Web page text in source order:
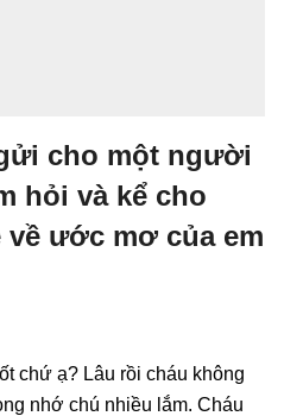
cho một người
hỏi và kể cho
ước mơ của em
chứ ạ? Lâu rồi cháu không
nhớ chú nhiều lắm. Cháu